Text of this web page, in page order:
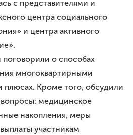
с представителями и
центра социального
и центра активного
о способах
многоквартирными
плюсах. Кроме того, обсудили
медицинское
накопления, меры
участникам